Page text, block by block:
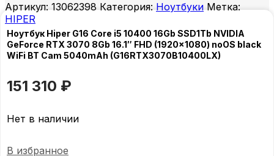
Артикул:13062398Категория: Ноутбуки Метка:
HIPER
Ноутбук Hiper G16 Core i5 10400 16Gb SSD1Tb NVIDIA
GeForce RTX 3070 8Gb 16.1″ FHD (1920×1080) noOS black
WiFi BT Cam 5040mAh (G16RTX3070B10400LX)
151 310 ₽
Нет в наличии
В избранное